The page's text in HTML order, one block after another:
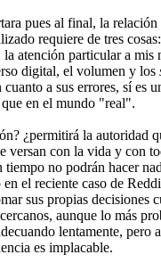
pues al final, la
requiere de tres
atención particular a mis
digital, el volumen y los
cuanto a sus errores, sí es
en el mundo "real".
¿permitirá la autoridad
versan con la vida y con
tiempo no podrán hacer
el reciente caso de
sus propias decisiones
aunque lo más
lentamente, pero
es implacable.